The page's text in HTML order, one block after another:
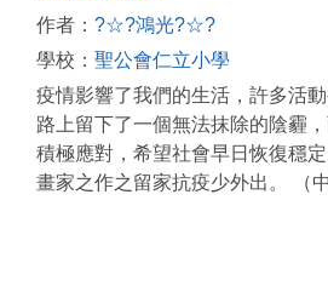
作者： ?☆?鴻光?☆?
學校： 聖公會仁立小學
疫情影響了我們的生活，許多活
路上留下了一個無法抹除的陰霾
積極應對，希望社會早日恢復穩
畫家之作之留家抗疫少外出。 （